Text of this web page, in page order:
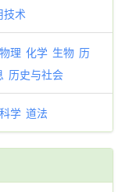
技术
物理 化学 生物 历
历史与社会
科学 道法